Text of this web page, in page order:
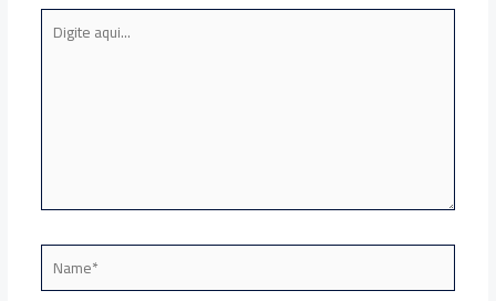
Digite
aqui...
Name*